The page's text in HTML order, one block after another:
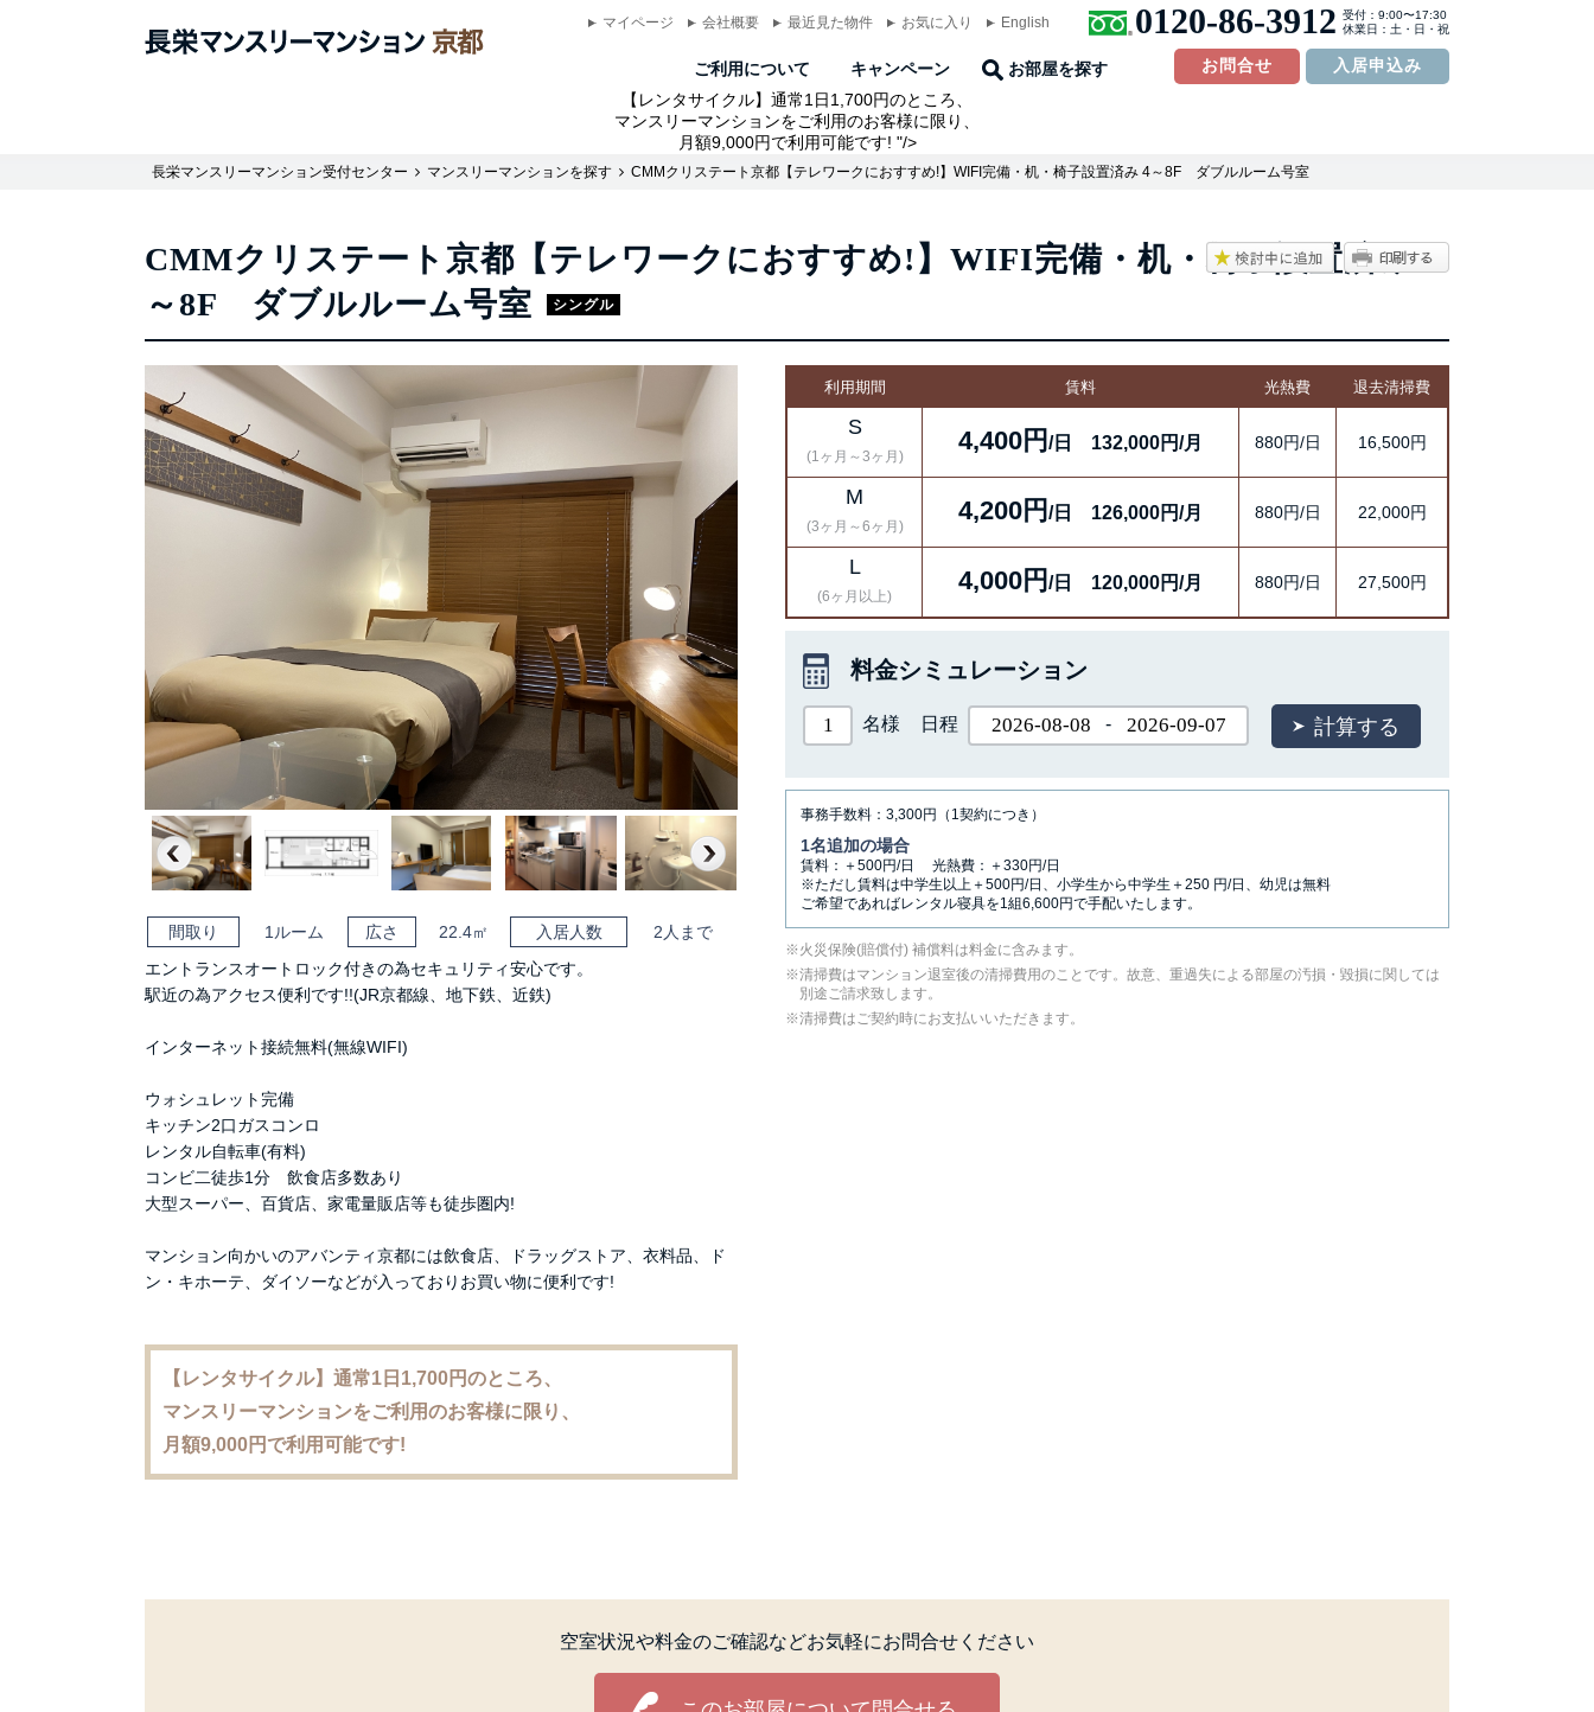
【レンタサイクル】通常1日1,700円のところ、
マンスリーマンションをご利用のお客様に限り、
月額9,000円で利用可能です! "/>
マイページ 会社概要 最近見た物件 お気に入り English 0120-86-3912 受付：9:00〜17:30
休業日：土・日・祝
ご利用について キャンペーン お部屋を探す お問合せ 入居申込み
長栄マンスリーマンション受付センター マンスリーマンションを探す CMMクリステート京都【テレワークにおすすめ!】WIFI完備・机・椅子設置済み 4～8F ダブルルーム号室
CMMクリステート京都【テレワークにおすすめ!】WIFI完備・机・椅子設置済み 4
～8F ダブルルーム号室
シングル
Previous Next
間取り 1ルーム 広さ 22.4㎡ 入居人数
2人まで
エントランスオートロック付きの為セキュリティ安心です。
駅近の為アクセス便利です!!(JR京都線、地下鉄、近鉄)
インターネット接続無料(無線WIFI)
ウォシュレット完備
キッチン2口ガスコンロ
レンタル自転車(有料)
コンビ二徒歩1分 飲食店多数あり
大型スーパー、百貨店、家電量販店等も徒歩圏内!
マンション向かいのアバンティ京都には飲食店、ドラッグストア、衣料品、ド
ン・キホーテ、ダイソーなどが入っておりお買い物に便利です!
【レンタサイクル】通常1日1,700円のところ、
マンスリーマンションをご利用のお客様に限り、
月額9,000円で利用可能です!
利用期間 賃料 光熱費 退去清掃費
S
(1ヶ月～3ヶ月)
4,400円 /日 132,000円/月 880円/日 16,500円
M
(3ヶ月～6ヶ月)
4,200円 /日 126,000円/月 880円/日 22,000円
L
(6ヶ月以上)
4,000円 /日 120,000円/月 880円/日 27,500円
料金シミュレーション
名様 日程 -
事務手数料：3,300円（1契約につき）
1名追加の場合
賃料：＋500円/日 光熱費：＋330円/日
※ただし賃料は中学生以上＋500円/日、小学生から中学生＋250 円/日、幼児は無料
ご希望であればレンタル寝具を1組6,600円で手配いたします。
⽕災保険(賠償付) 補償料は料⾦に含みます。
清掃費はマンション退室後の清掃費用のことです。故意、重過失による部屋の汚損・毀損に関しては
別途ご請求致します。
清掃費はご契約時にお支払いいただきます。
空室状況や料金のご確認などお気軽にお問合せください